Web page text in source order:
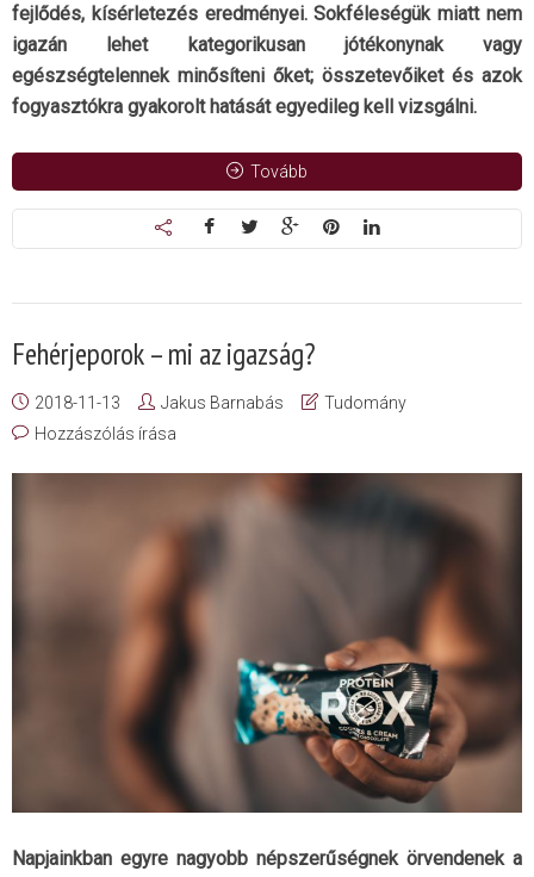
fejlődés, kísérletezés eredményei. Sokféleségük miatt nem
igazán lehet kategorikusan jótékonynak vagy
egészségtelennek minősíteni őket; összetevőiket és azok
fogyasztókra gyakorolt hatását egyedileg kell vizsgálni.
Tovább
Fehérjeporok – mi az igazság?
2018-11-13 Jakus Barnabás
Tudomány
Hozzászólás írása
Napjainkban egyre nagyobb népszerűségnek örvendenek a